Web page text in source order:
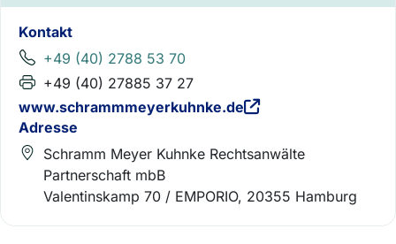
Kontakt
+49 (40) 2788 53 70
+49 (40) 27885 37 27
www.schrammmeyerkuhnke.de
Adresse
Schramm Meyer Kuhnke Rechtsanwälte
Partnerschaft mbB
Valentinskamp 70 / EMPORIO, 20355 Hamburg